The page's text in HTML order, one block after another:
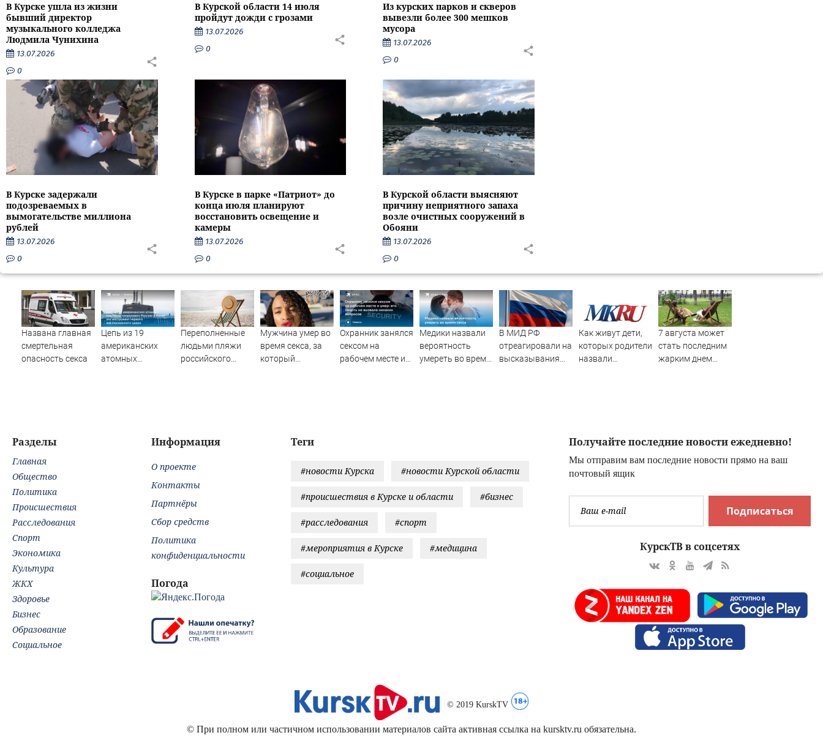
В Курске ушла из жизни
бывший директор
музыкального колледжа
Людмила Чунихина
13.07.2026
0
В Курской области 14 июля
пройдут дожди с грозами
13.07.2026
0
Из курских парков и скверов
вывезли более 300 мешков
мусора
13.07.2026
0
В Курске задержали
подозреваемых в
вымогательстве миллиона
рублей
13.07.2026
0
В Курске в парке «Патриот» до
конца июля планируют
восстановить освещение и
камеры
13.07.2026
0
В Курской области выясняют
причину неприятного запаха
возле очистных сооружений в
Обояни
13.07.2026
0
Названа главная
смертельная
опасность секса
Цепь из 19
американских
атомных
Переполненные
людьми пляжи
российского
Мужчина умер во
время секса, за
который
Охранник занялся
сексом на
рабочем месте и
Медики назвали
вероятность
умереть во время
В МИД РФ
отреагировали на
высказывания
Как живут дети,
которых родители
назвали
7 августа может
стать последним
жарким днем
Получайте последние новости ежедневно!
Мы отправим вам последние новости прямо на ваш
почтовый ящик
Подписаться
КурскТВ в соцсетях
Теги
#новости Курска #новости Курской области
#происшествия в Курске и области #бизнес
#расследования #спорт
#мероприятия в Курске #медицина
#социальное
Разделы
Главная
Общество
Политика
Происшествия
Расследования
Спорт
Экономика
Культура
ЖКХ
Здоровье
Бизнес
Образование
Социальное
Информация
О проекте
Контакты
Партнёры
Сбор средств
Политика
конфиденциальности
Погода
© 2019 KurskTV
© При полном или частичном использовании материалов сайта активная ссылка на kursktv.ru обязательна.